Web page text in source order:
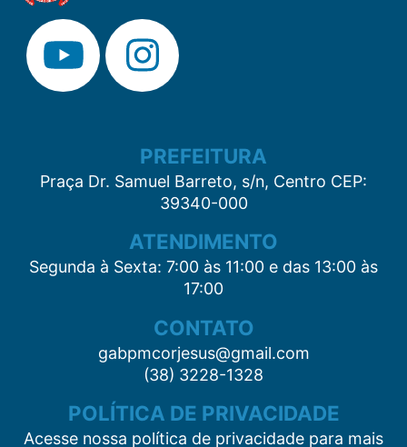
PREFEITURA
Praça Dr. Samuel Barreto, s/n, Centro CEP:
39340-000
ATENDIMENTO
Segunda à Sexta: 7:00 às 11:00 e das 13:00 às
17:00
CONTATO
gabpmcorjesus@gmail.com
(38) 3228-1328
POLÍTICA DE PRIVACIDADE
Acesse nossa política de privacidade para mais